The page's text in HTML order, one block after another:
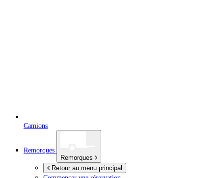
Camions
Remorques
Remorques
Retour au menu principal